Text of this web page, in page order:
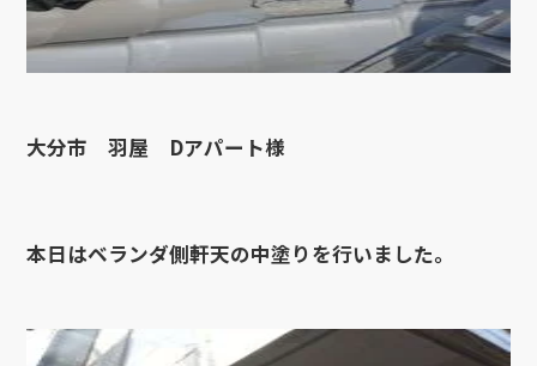
大分市 羽屋 Dアパート様
本日はベランダ側軒天の中塗りを行いました。